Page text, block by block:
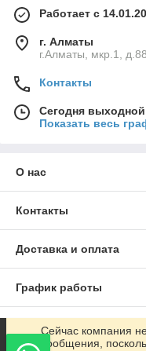
Работает с
г. Алматы
г.Алматы, мкр.1,
Контакты
Сегодня выходной
Показать весь
О нас
Контакты
Доставка и оплата
График работы
Полная версия сайта
Сейчас компания
сообщения,